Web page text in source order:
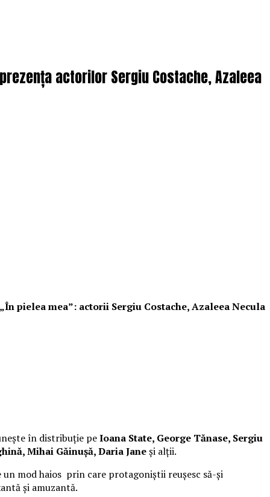
actorilor Sergiu Costache, Azaleea
pielea mea”: actorii Sergiu Costache, Azaleea Necula
în distribuție peIoana State, George Tănase, Sergiu
Mihai Găinușă, Daria Janeși alții.
un mod haios prin care protagoniștii reușesc să-și
și amuzantă.